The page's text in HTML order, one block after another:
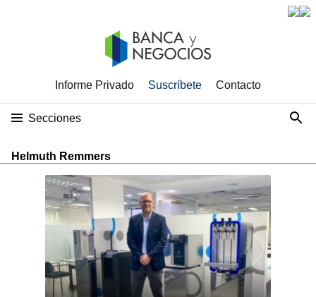
Informe Privado Suscríbete Contacto
Secciones
Helmuth Remmers